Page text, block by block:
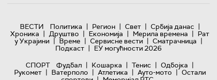
ВЕСТИ Политика | Регион | Свет | Србија данас |
Хроника | Друштво | Економија | Мерила времена | Рат
у Украјини | Време | Сервисне вести | Сматрачница |
Подкаст | ЕУ могућности 2026
СПОРТ
Фудбал | Кошарка | Тенис | Одбојка |
Рукомет | Ватерполо | Атлетика | Ауто-мото | Остали